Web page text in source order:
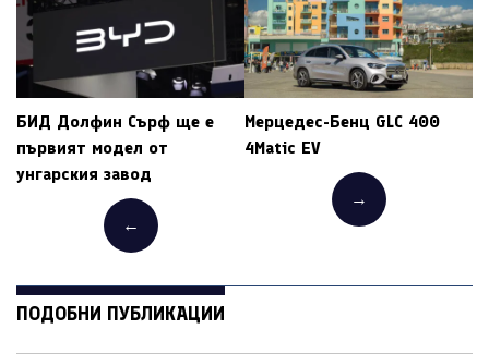
БИД Долфин Сърф ще е
първият модел от
унгарския завод
←
Мерцедес-Бенц GLC 400
4Matic EV
→
ПОДОБНИ ПУБЛИКАЦИИ